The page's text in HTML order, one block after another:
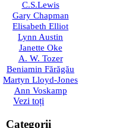
C.S.Lewis
Gary Chapman
Elisabeth Elliot
Lynn Austin
Janette Oke
A. W. Tozer
Beniamin Fărăgău
Martyn Lloyd-Jones
Ann Voskamp
Vezi toți
Categorii